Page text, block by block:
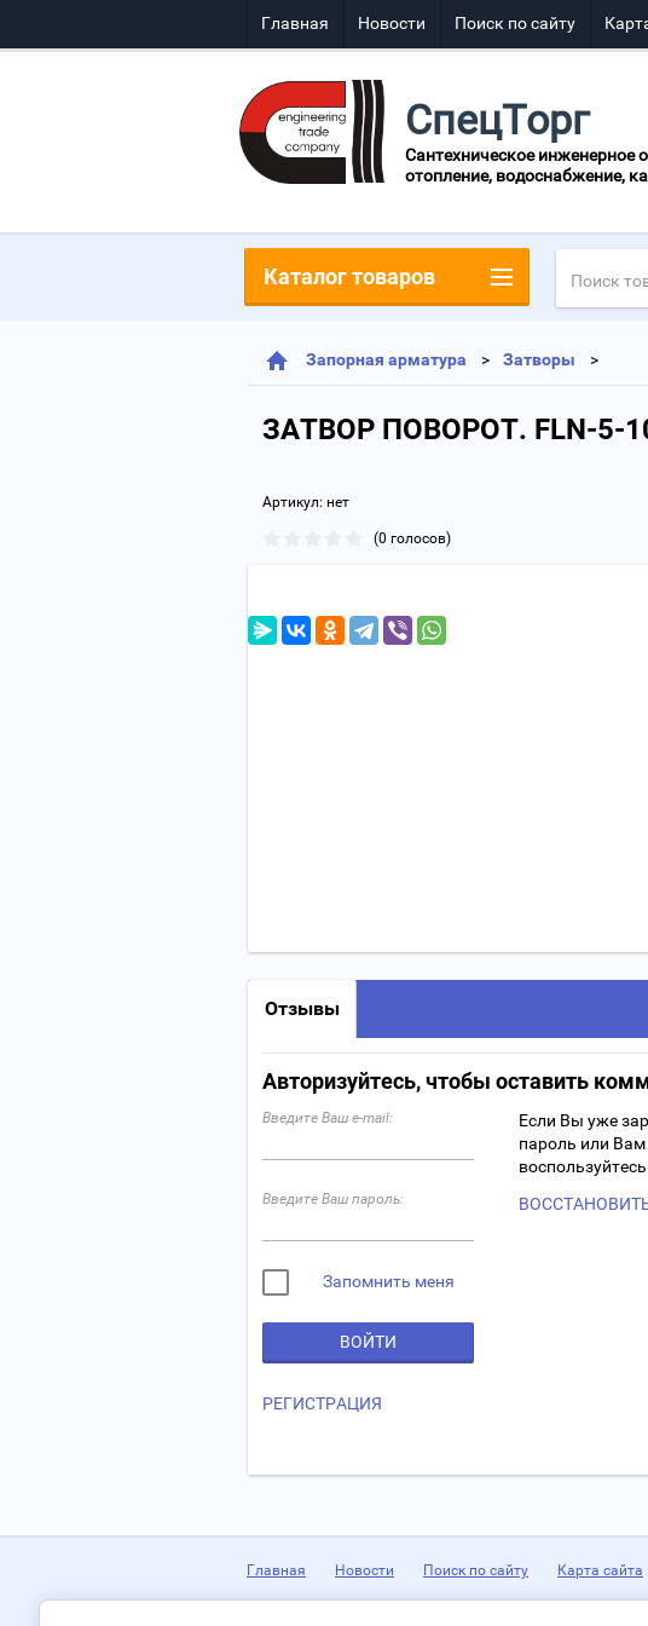
Главная Новости Поиск по сайту
СпецТорг
Сантехническое инженерное
отопление, водоснабжение,
Запорная арматура Затворы
ЗАТВОР ПОВОРОТ. FLN-5-
Артикул: нет
(0 голосов)
Отзывы
Авторизуйтесь, чтобы оставить
Введите Ваш e-mail:
Введите Ваш пароль:
Запомнить меня
ВОЙТИ
РЕГИСТРАЦИЯ
Если Вы уже
пароль или
Каталог товаров
Главная Новости Поиск по сайту Карта сайта